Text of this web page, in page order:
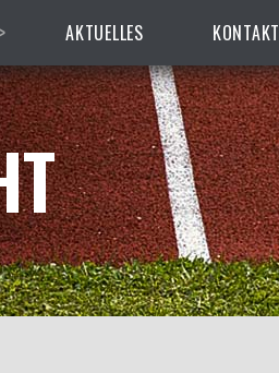
AKTUELLES KONTAKT